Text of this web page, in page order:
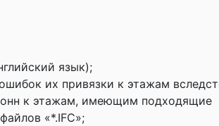
язык);
их привязки к этажам
к этажам, имеющим подходящие
«*.IFC»;